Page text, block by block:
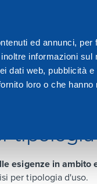
ed annunci,
informazioni
dati web, pubblicità
loro o che
esigenze in ambito
per tipologia d'uso.